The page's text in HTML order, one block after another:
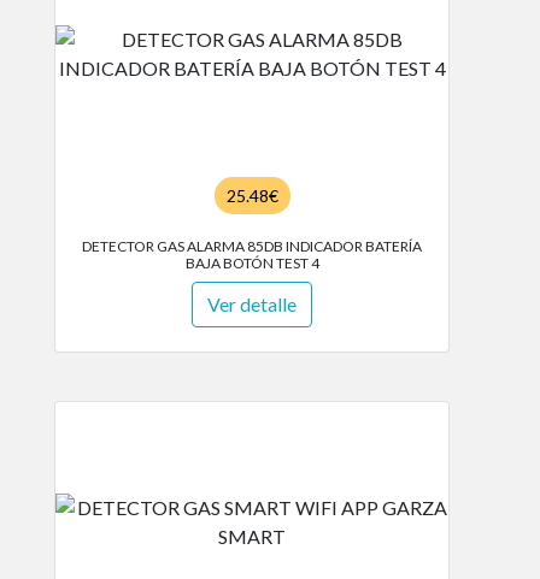
25.48€
DETECTOR GAS ALARMA 85DB INDICADOR BATERÍA
BAJA BOTÓN TEST 4
Ver detalle